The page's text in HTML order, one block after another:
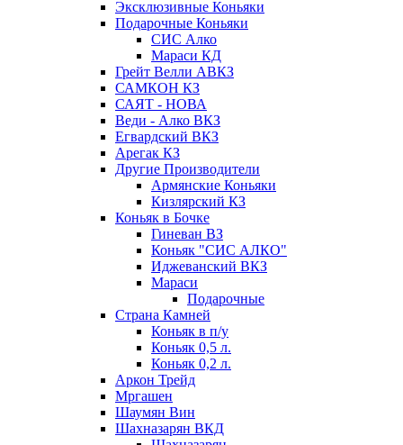
Эксклюзивные Коньяки
Подарочные Коньяки
СИС Алко
Мараси КД
Грейт Велли АВКЗ
САМКОН КЗ
САЯТ - НОВА
Веди - Алко ВКЗ
Егвардский ВКЗ
Арегак КЗ
Другие Производители
Армянские Коньяки
Кизлярский КЗ
Коньяк в Бочке
Гиневан ВЗ
Коньяк "СИС АЛКО"
Иджеванский ВКЗ
Мараси
Подарочные
Страна Камней
Коньяк в п/у
Коньяк 0,5 л.
Коньяк 0,2 л.
Аркон Трейд
Мргашен
Шаумян Вин
Шахназарян ВКД